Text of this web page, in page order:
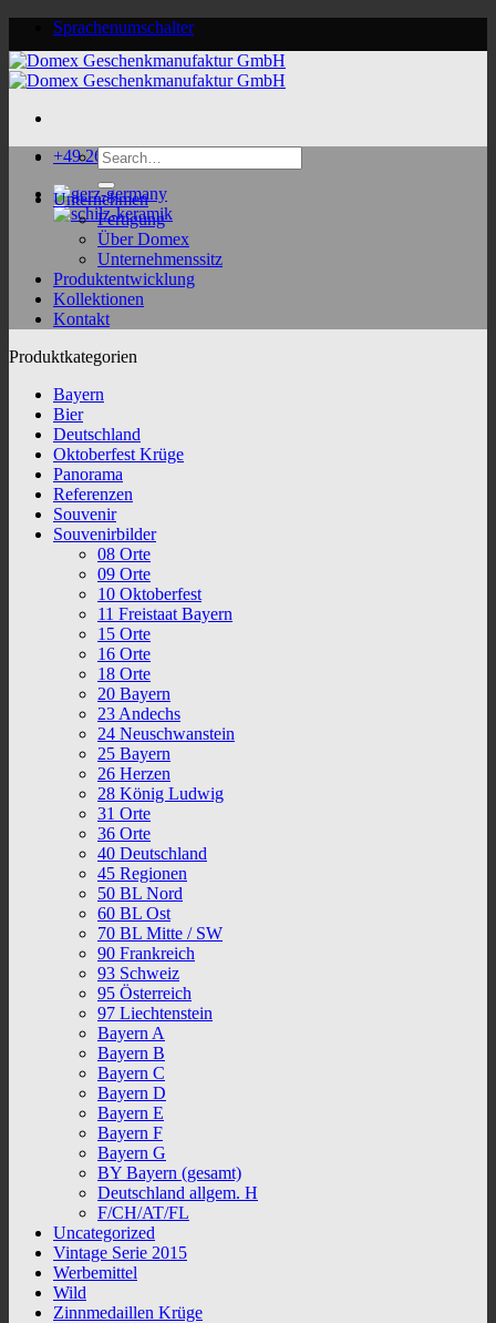
content
Sprachenumschalter
+49 2624 9188 0
Search
for:
Unternehmen
Fertigung
Über Domex
Unternehmenssitz
Produktentwicklung
Kollektionen
Kontakt
Produktkategorien
Bayern
Bier
Deutschland
Oktoberfest Krüge
Panorama
Referenzen
Souvenir
Souvenirbilder
08 Orte
09 Orte
10 Oktoberfest
11 Freistaat Bayern
15 Orte
16 Orte
18 Orte
20 Bayern
23 Andechs
24 Neuschwanstein
25 Bayern
26 Herzen
28 König Ludwig
31 Orte
36 Orte
40 Deutschland
45 Regionen
50 BL Nord
60 BL Ost
70 BL Mitte / SW
90 Frankreich
93 Schweiz
95 Österreich
97 Liechtenstein
Bayern A
Bayern B
Bayern C
Bayern D
Bayern E
Bayern F
Bayern G
BY Bayern (gesamt)
Deutschland allgem. H
F/CH/AT/FL
Uncategorized
Vintage Serie 2015
Werbemittel
Wild
Zinnmedaillen Krüge